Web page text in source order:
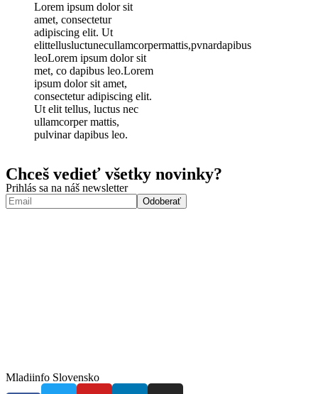
Lorem ipsum dolor sit
amet, consectetur
adipiscing elit. Ut
elittellusluctunecullamcorpermattis,pvnardapibus
leoLorem ipsum dolor sit
met, co dapibus leo.Lorem
ipsum dolor sit amet,
consectetur adipiscing elit.
Ut elit tellus, luctus nec
ullamcorper mattis,
pulvinar dapibus leo.
Chceš vedieť všetky novinky?
Prihlás sa na náš newsletter
Mladiinfo Slovensko